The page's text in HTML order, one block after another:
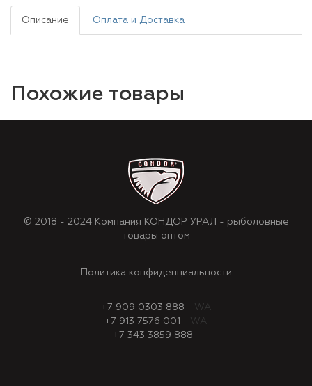
Описание Оплата и Доставка
Похожие товары
© 2018 - 2024 Компания КОНДОР УРАЛ - рыболовные
товары оптом
Политика конфиденциальности
+7 909 0303 888
WA
+7 913 7576 001
WA
+7 343 3859 888